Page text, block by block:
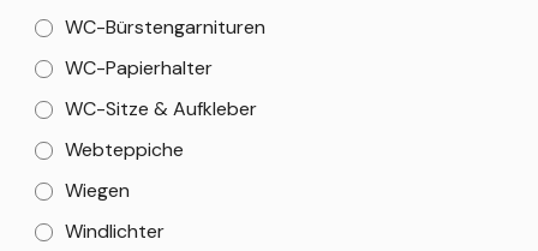
WC-Bürstengarnituren
WC-Papierhalter
WC-Sitze & Aufkleber
Webteppiche
Wiegen
Windlichter